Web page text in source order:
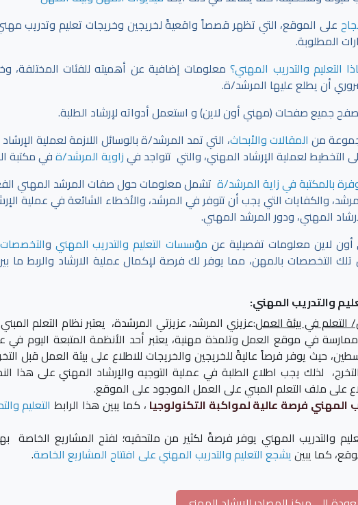
على الموقع، التي تظهر قصصاً واقعيةً لخريجين وخريجات تعليم وتدريب
المطلوبة.
التعليم والتدريب المهني؟معلومات إضافية عن أهميته للفئات المختلفة،
أن يطلع عليها المرشد/ة.
جميع صفحات (مهني أون لاين) و استعمل أدواته لإرشاد الطلبة.
من المقالات والأبحاث، التي تمد المرشد/ة بالوسائل اللازمة لعملية
التخطيط لعملية الإرشاد المهني، والتي تتواجد فيزاوية المرشد/ةفي مكتبة
بالمكتبة في زاية المرشد/ة تشمل معلومات حول صفات المرشد المهني
والكفايات التي يجب أن تتوفر في المرشد، والأخطاء الشائعة في عملية
المهني، ودور المرشد المهني.
لاين معلومات تفصيلية عن مؤسسات التعليم والتدريب المهني والتخصصات
التخصصات بالمهن، مما يوفر لك فرصة لإكمال عملية الارشاد والربط ما
والتدريب المهني:
التعلم في بيئة العمل:عزيزي المرشد، عزيزتي المرشدة، يعتبر نظام التعلم
في موقع العمل وتلمذة مهنية، يعتبر أحد الأنظمة المتبعة اليوم في
حيث يوفر فرصاً عاليةً للخريجين والخريجات للاطلاع على بيئة العمل قبل
لذلك يجب اطلاع الطلبة في عملية التوجيه والإرشاد المهني على هذا
على ملف التعلم المبني على العمل الموجود على الموقع.
المهني فرصة عالية لمواكبة التكنولوجيا ، كما يبين هذا الرابط التعليم
والتدريب المهني يوفر فرصةً لكثير من ملتحقيه؛ لفتح المشاريع الخاصة
كما يبينيشجع التعليم والتدريب المهني على افتتاح المشاريع الخاصة.